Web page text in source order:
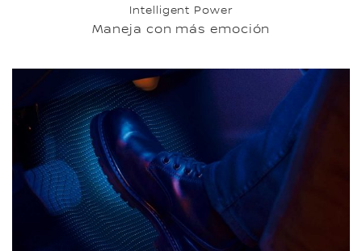
Intelligent Power
Maneja con más emoción